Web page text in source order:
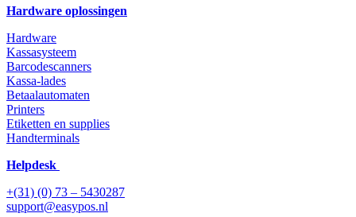
Hardware oplossingen
Hardware
Kassasysteem
Barcodescanners
Kassa-lades
Betaalautomaten
Printers
Etiketten en supplies
Handterminals
Helpdesk
+(31) (0) 73 – 5430287
support@easypos.nl